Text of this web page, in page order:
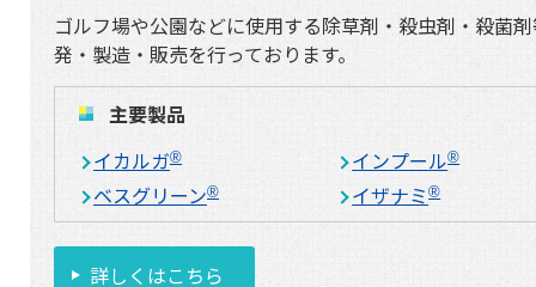
ゴルフ場や公園などに使用する除草剤・殺虫剤・殺菌
発・製造・販売を行っております。
主要製品
イカルガ®
ベスグリーン®
インプール®
イザナミ®
詳しくはこちら